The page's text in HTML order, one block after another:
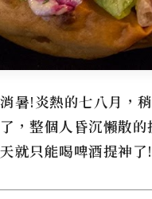
暑!炎熱的七八月，
，整個人昏沉懶散
就只能喝啤酒提神了!